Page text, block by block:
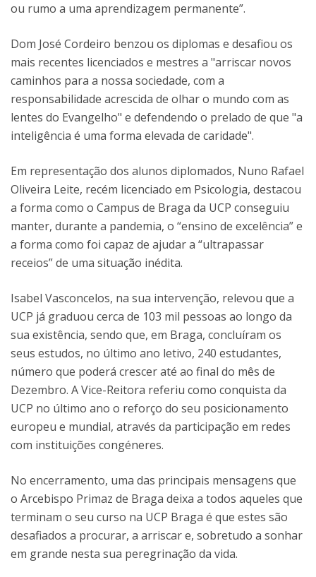
ou rumo a uma aprendizagem permanente”.
Dom José Cordeiro benzou os diplomas e desafiou os
mais recentes licenciados e mestres a "arriscar novos
caminhos para a nossa sociedade, com a
responsabilidade acrescida de olhar o mundo com as
lentes do Evangelho" e defendendo o prelado de que "a
inteligência é uma forma elevada de caridade".
Em representação dos alunos diplomados, Nuno Rafael
Oliveira Leite, recém licenciado em Psicologia, destacou
a forma como o Campus de Braga da UCP conseguiu
manter, durante a pandemia, o “ensino de excelência” e
a forma como foi capaz de ajudar a “ultrapassar
receios” de uma situação inédita.
Isabel Vasconcelos, na sua intervenção, relevou que a
UCP já graduou cerca de 103 mil pessoas ao longo da
sua existência, sendo que, em Braga, concluíram os
seus estudos, no último ano letivo, 240 estudantes,
número que poderá crescer até ao final do mês de
Dezembro. A Vice-Reitora referiu como conquista da
UCP no último ano o reforço do seu posicionamento
europeu e mundial, através da participação em redes
com instituições congéneres.
No encerramento, uma das principais mensagens que
o Arcebispo Primaz de Braga deixa a todos aqueles que
terminam o seu curso na UCP Braga é que estes são
desafiados a procurar, a arriscar e, sobretudo a sonhar
em grande nesta sua peregrinação da vida.